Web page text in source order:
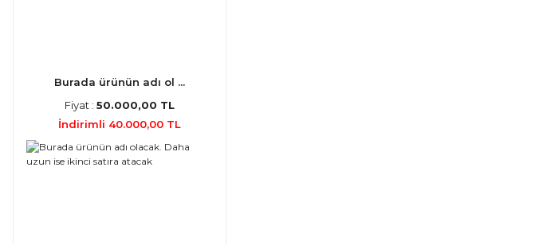
Burada ürünün adı ol ...
Fiyat : 50.000,00 TL
İndirimli 40.000,00 TL